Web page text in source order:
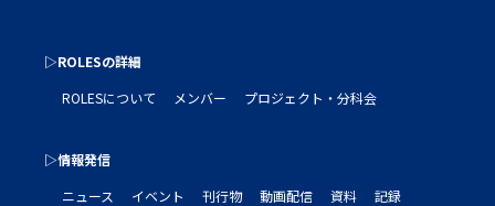
▷ROLESの詳細
ROLESについて
メンバー プロジェクト・分科会
▷情報発信
ニュース
イベント 刊行物 動画配信 資料
記録